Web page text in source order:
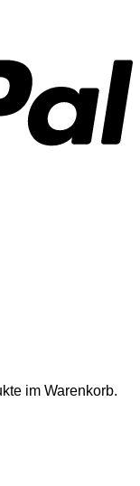
im Warenkorb.